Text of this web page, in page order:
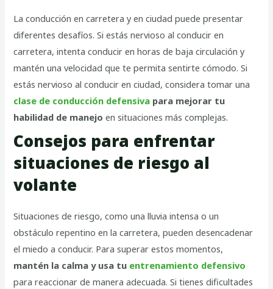
La conducción en carretera y en ciudad puede presentar
diferentes desafíos. Si estás nervioso al conducir en
carretera, intenta conducir en horas de baja circulación y
mantén una velocidad que te permita sentirte cómodo. Si
estás nervioso al conducir en ciudad, considera tomar una
clase de conducción defensiva para mejorar tu
habilidad de manejo en situaciones más complejas.
Consejos para enfrentar
situaciones de riesgo al
volante
Situaciones de riesgo, como una lluvia intensa o un
obstáculo repentino en la carretera, pueden desencadenar
el miedo a conducir. Para superar estos momentos,
mantén la calma y usa tu entrenamiento defensivo
para reaccionar de manera adecuada. Si tienes dificultades